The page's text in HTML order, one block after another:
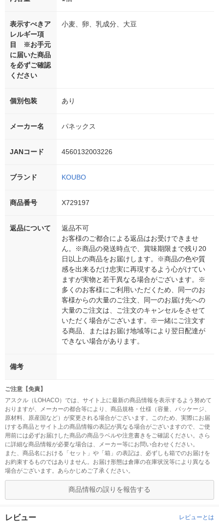
表示すべきア
レルギー項
目 ※お手元
に届いた商品
を必ずご確認
ください
小麦、卵、乳成分、大豆
個別包装 あり
メーカー名 パネックス
JANコード 4560132003226
ブランド KOUBO
商品番号 X729197
返品について
返品不可
お客様のご都合による返品はお受けできませ
ん。※商品の発送時点で、賞味期限まで残り20
日以上の商品をお届けします。※商品の色や質
感を出来るだけ忠実に再現するよう心がけてい
ますが実物と若干異なる場合がございます。※
多くのお客様にご利用いただくため、同一のお
客様からの大量のご注文、同一のお届け先への
大量のご注文は、ご注文のキャンセルをさせて
いただく場合がございます。※一緒にご注文す
る商品、またはお届け地域等により翌日配達が
できない場合があります。
備考
ご注意【免責】
アスクル（LOHACO）では、サイト上に最新の商品情報を表示するよう努めて
おりますが、メーカーの都合等により、商品規格・仕様（容量、パッケージ、
原材料、原産国など）が変更される場合がございます。このため、実際にお届
けする商品とサイト上の商品情報の表記が異なる場合がございますので、ご使
用前には必ずお届けした商品の商品ラベルや注意書きをご確認ください。さら
に詳細な商品情報が必要な場合は、メーカー等にお問い合わせください。
また、商品名における「セット」や「箱」の表記は、必ずしも箱でのお届けを
お約束するものではありません。お届け形態は倉庫の在庫状況等により異なる
場合がございます。あらかじめご了承ください。
商品情報の誤りを報告する
レビュー レビューとは